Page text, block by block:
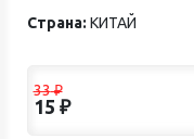
Страна: КИТАЙ
33₽
15 ₽